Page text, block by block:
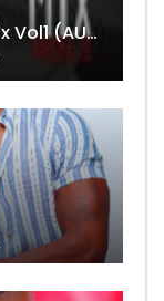
DjMaphorisa – Afrobeatz Mix Vol1 (AUDIO)